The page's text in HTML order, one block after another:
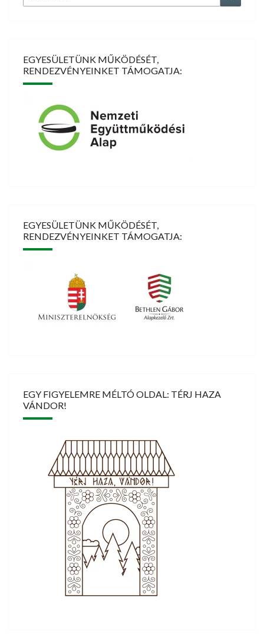
for:
EGYESÜLETÜNK MŰKÖDÉSÉT,
RENDEZVÉNYEINKET TÁMOGATJA:
EGYESÜLETÜNK MŰKÖDÉSÉT,
RENDEZVÉNYEINKET TÁMOGATJA:
EGY FIGYELEMRE MÉLTÓ OLDAL: TÉRJ HAZA
VÁNDOR!